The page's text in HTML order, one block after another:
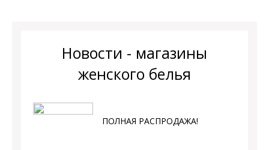
Новости - магазины
женского белья
ПОЛНАЯ РАСПРОДАЖА!